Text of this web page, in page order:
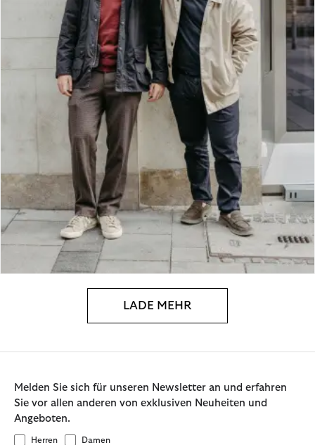
LADE MEHR
Melden Sie sich für unseren Newsletter an und erfahren
Sie vor allen anderen von exklusiven Neuheiten und
Angeboten.
Herren Damen